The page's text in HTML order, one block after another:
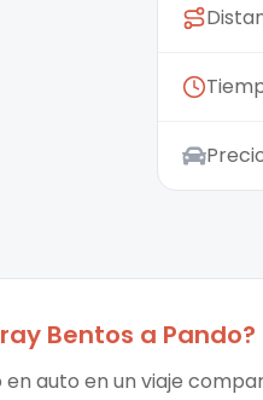
Bentos a Pando?
auto en un viaje